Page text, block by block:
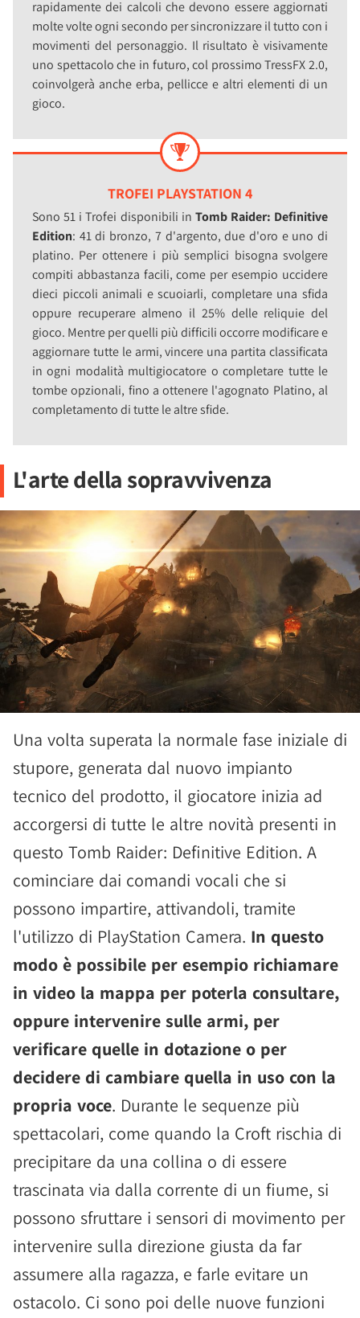
rapidamente dei calcoli che devono essere aggiornati
molte volte ogni secondo per sincronizzare il tutto con i
movimenti del personaggio. Il risultato è visivamente
uno spettacolo che in futuro, col prossimo TressFX 2.0,
coinvolgerà anche erba, pellicce e altri elementi di un
gioco.
TROFEI PLAYSTATION 4
Sono 51 i Trofei disponibili in Tomb Raider: Definitive
Edition: 41 di bronzo, 7 d'argento, due d'oro e uno di
platino. Per ottenere i più semplici bisogna svolgere
compiti abbastanza facili, come per esempio uccidere
dieci piccoli animali e scuoiarli, completare una sfida
oppure recuperare almeno il 25% delle reliquie del
gioco. Mentre per quelli più difficili occorre modificare e
aggiornare tutte le armi, vincere una partita classificata
in ogni modalità multigiocatore o completare tutte le
tombe opzionali, fino a ottenere l'agognato Platino, al
completamento di tutte le altre sfide.
L'arte della sopravvivenza
Una volta superata la normale fase iniziale di
stupore, generata dal nuovo impianto
tecnico del prodotto, il giocatore inizia ad
accorgersi di tutte le altre novità presenti in
questo Tomb Raider: Definitive Edition. A
cominciare dai comandi vocali che si
possono impartire, attivandoli, tramite
l'utilizzo di PlayStation Camera. In questo
modo è possibile per esempio richiamare
in video la mappa per poterla consultare,
oppure intervenire sulle armi, per
verificare quelle in dotazione o per
decidere di cambiare quella in uso con la
propria voce. Durante le sequenze più
spettacolari, come quando la Croft rischia di
precipitare da una collina o di essere
trascinata via dalla corrente di un fiume, si
possono sfruttare i sensori di movimento per
intervenire sulla direzione giusta da far
assumere alla ragazza, e farle evitare un
ostacolo. Ci sono poi delle nuove funzioni